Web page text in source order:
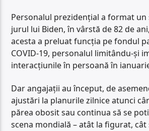
Personalul prezidențial a format un
jurul lui Biden, în vârstă de 82 de
acesta a preluat funcția pe fondul
COVID-19, personalul limitându-și
interacțiunile în persoană în
Dar angajații au început, de
ajustări la planurile zilnice atunci
părea obosit sau continua să se
scena mondială – atât la figurat,